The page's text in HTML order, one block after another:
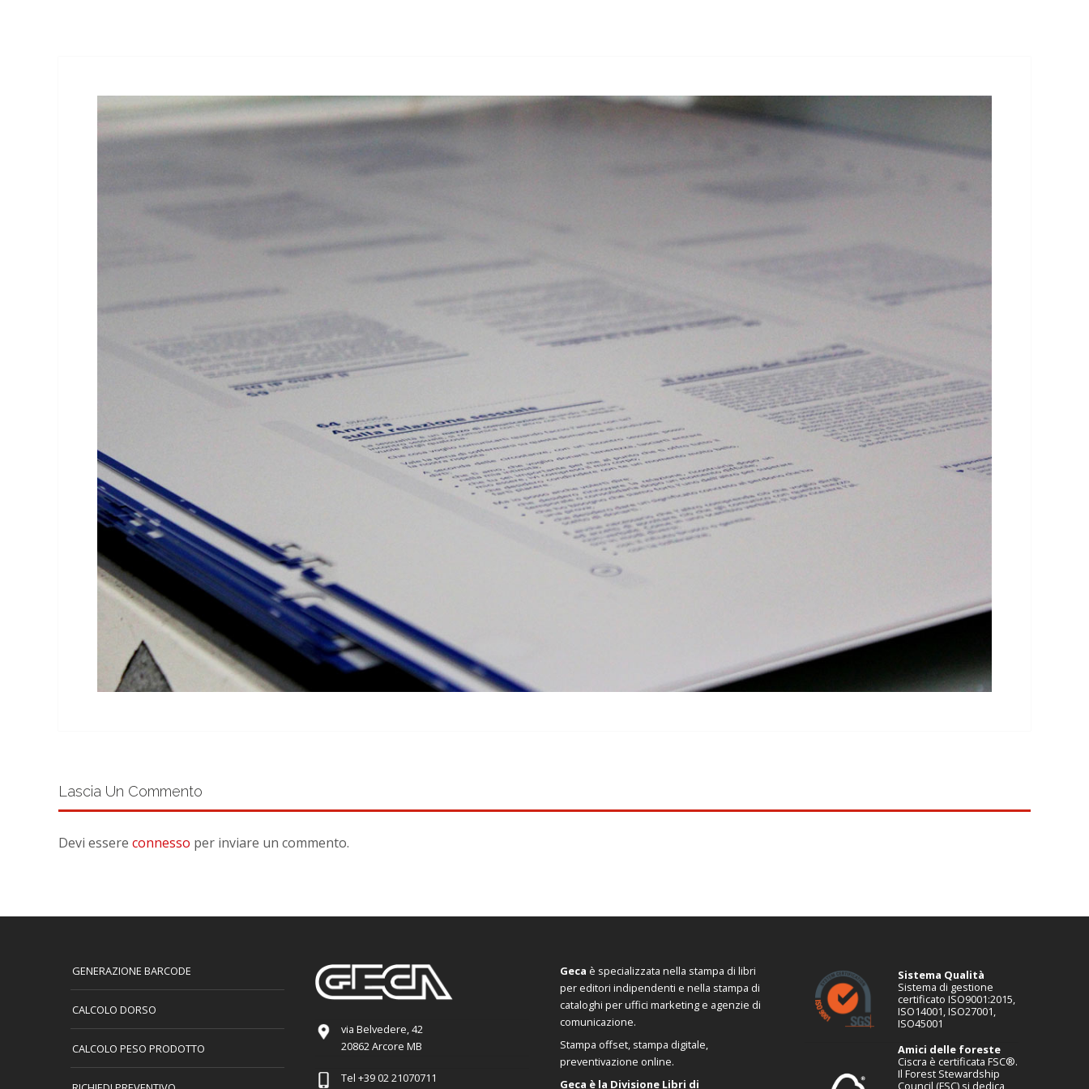
Lascia Un Commento
Devi essere connesso per inviare un commento.
GENERAZIONE BARCODE
CALCOLO DORSO
CALCOLO PESO PRODOTTO
via Belvedere, 42
20862 Arcore MB
Tel +39 02 21070711
Geca è specializzata nella stampa di libri
per editori indipendenti e nella stampa di
cataloghi per uffici marketing e agenzie di
comunicazione.
Stampa offset, stampa digitale,
preventivazione online.
Geca è la Divisione Libri di
Sistema Qualità
Sistema di gestione
certificato ISO9001:2015,
ISO14001, ISO27001,
ISO45001
Amici delle foreste
Ciscra è certificata FSC®.
Il Forest Stewardship
Council (FSC) si dedica